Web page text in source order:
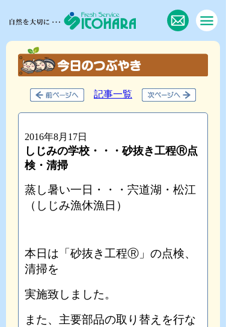
記事一覧
2016年8月17日
しじみの学校・・・砂抜き工程Ⓡ点
検・清掃
蒸し暑い一日・・・宍道湖・松江
（しじみ漁休漁日）
本日は「砂抜き工程Ⓡ」の点検、
清掃を
実施致しました。
また、主要部品の取り替えを行な